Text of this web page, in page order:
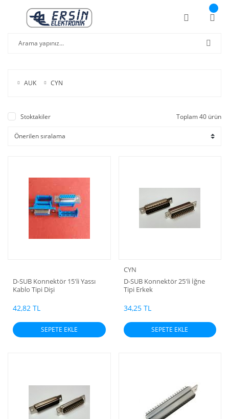
AUK CYN
Stoktakiler Toplam 40 ürün
D-SUB Konnektör 15'li Yassı
Kablo Tipi Dişi
42,82 TL
SEPETE EKLE
CYN
D-SUB Konnektör 25'li İğne
Tipi Erkek
34,25 TL
SEPETE EKLE